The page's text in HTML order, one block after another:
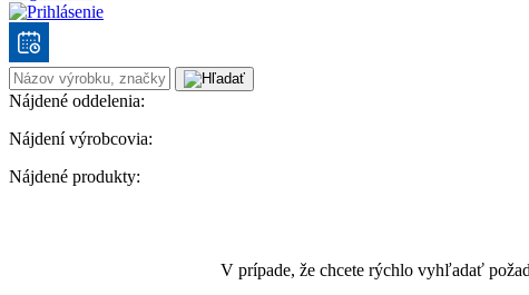
Nájdené oddelenia:
Nájdení výrobcovia:
Nájdené produkty:
V prípade, že chcete rýchlo vyhľadať